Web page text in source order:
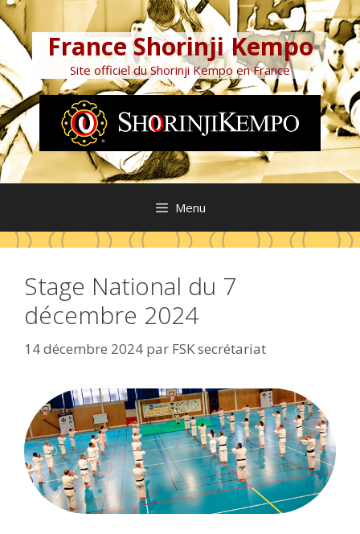
Aller
au
contenu France Shorinji Kempo
Site officiel du Shorinji Kempo en France
Menu
Stage National du 7
décembre 2024
14 décembre 2024 par FSK secrétariat